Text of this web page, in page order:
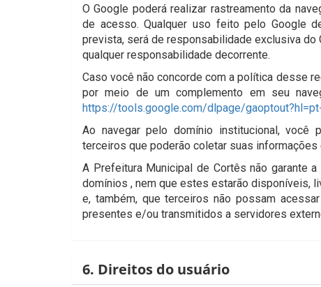
O Google poderá realizar rastreamento da
de acesso. Qualquer uso feito pelo Google
prevista, será de responsabilidade exclusiva
qualquer responsabilidade decorrente.
Caso você não concorde com a política desse
por meio de um complemento em seu
https://tools.google.com/dlpage/
Ao navegar pelo domínio institucional,
terceiros que poderão coletar suas
A Prefeitura Municipal de Cortês não garante
domínios , nem que estes estarão disponíveis,
e, também, que terceiros não possam
presentes e/ou transmitidos a servidores
6. Direitos do usuário